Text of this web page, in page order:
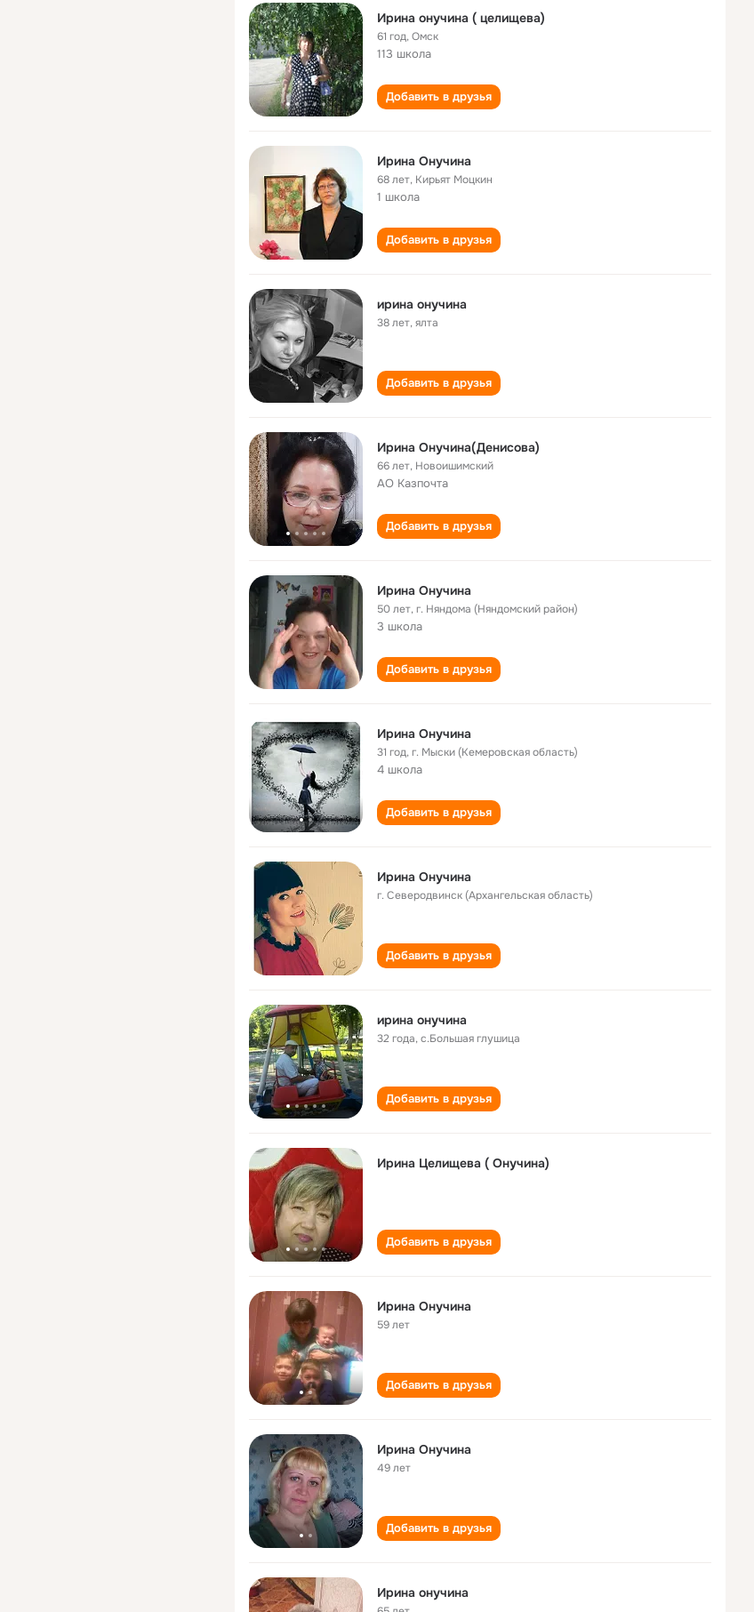
Ирина онучина ( целищева)
61 год,Омск
113 школа
Добавить в друзья
Ирина Онучина
68 лет, Кирьят Моцкин
1 школа
Добавить в друзья
ирина онучина
38 лет,ялта
Добавить в друзья
Ирина Онучина(Денисова)
66 лет, Новоишимский
АО Казпочта
Добавить в друзья
Ирина Онучина
50 лет,г. Няндома (Няндомский район)
3 школа
Добавить в друзья
Ирина Онучина
31 год,г. Мыски (Кемеровская область)
4 школа
Добавить в друзья
Ирина Онучина
г. Северодвинск (Архангельская область)
Добавить в друзья
ирина онучина
32 года,с.Большая глушица
Добавить в друзья
Ирина Целищева ( Онучина)
Добавить в друзья
Ирина Онучина
59 лет
Добавить в друзья
Ирина Онучина
49 лет
Добавить в друзья
Ирина онучина